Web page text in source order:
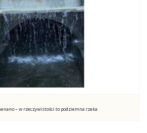
– w rzeczywistości to podziemna rzeka